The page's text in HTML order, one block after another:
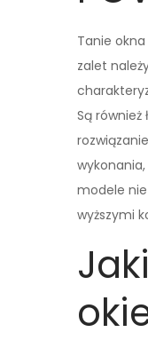
Tanie
zalet
Są
modele
wyższymi